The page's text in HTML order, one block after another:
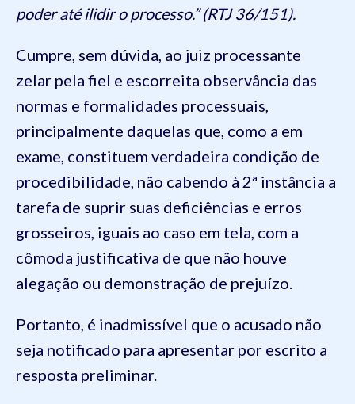
poder até ilidir o processo.” (RTJ 36/151).
Cumpre, sem dúvida, ao juiz processante
zelar pela fiel e escorreita observância das
normas e formalidades processuais,
principalmente daquelas que, como a em
exame, constituem verdadeira condição de
procedibilidade, não cabendo à 2ª instância a
tarefa de suprir suas deficiências e erros
grosseiros, iguais ao caso em tela, com a
cômoda justificativa de que não houve
alegação ou demonstração de prejuízo.
Portanto, é inadmissível que o acusado não
seja notificado para apresentar por escrito a
resposta preliminar.